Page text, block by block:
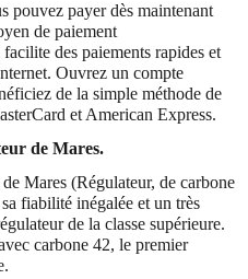
pouvez payer dès maintenant
de paiement
des paiements rapides et
Ouvrez un compte
de la simple méthode de
et American Express.
de Mares.
Mares (Régulateur, de carbone
fiabilité inégalée et un très
de la classe supérieure.
carbone 42, le premier